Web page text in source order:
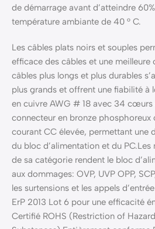
de démarrage avant d’atteindre
température ambiante de 40 ° C.
Les câbles plats noirs et souples
efficace des câbles et une meilleure
câbles plus longs et plus durables
plus grands et offrent une fiabilité à
en cuivre AWG # 18 avec 34 cœurs
connecteur en bronze phosphoreux
courant CC élevée, permettant une
du bloc d’alimentation et du
de sa catégorie rendent le bloc
aux dommages: OVP, UVP OPP,
les surtensions et les appels
ErP 2013 Lot 6 pour une efficacité
Certifié ROHS (Restriction of